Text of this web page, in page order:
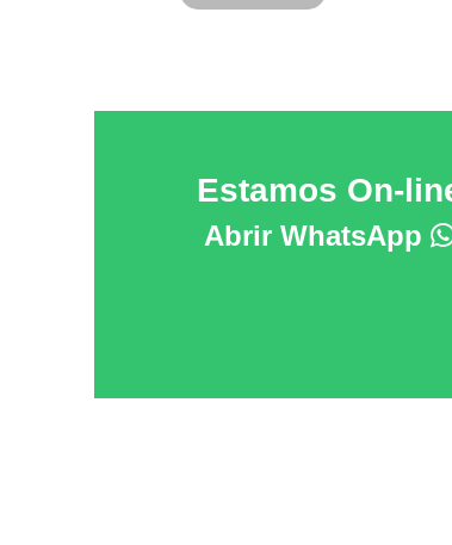
Estamos On-
Abrir WhatsApp